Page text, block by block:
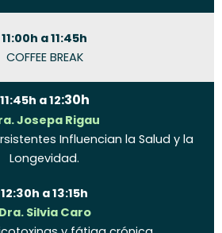
11:00h a 11:45h
COFFEE BREAK
11:45h a 12:30h
Josepa Rigau
Influencian la Salud y la
Longevidad.
12:30h a 13:15h
Dra. Silvia Caro